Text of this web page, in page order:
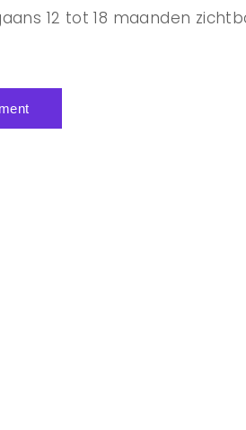
12 tot 18 maanden